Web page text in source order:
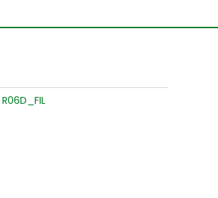
R06D_FIL